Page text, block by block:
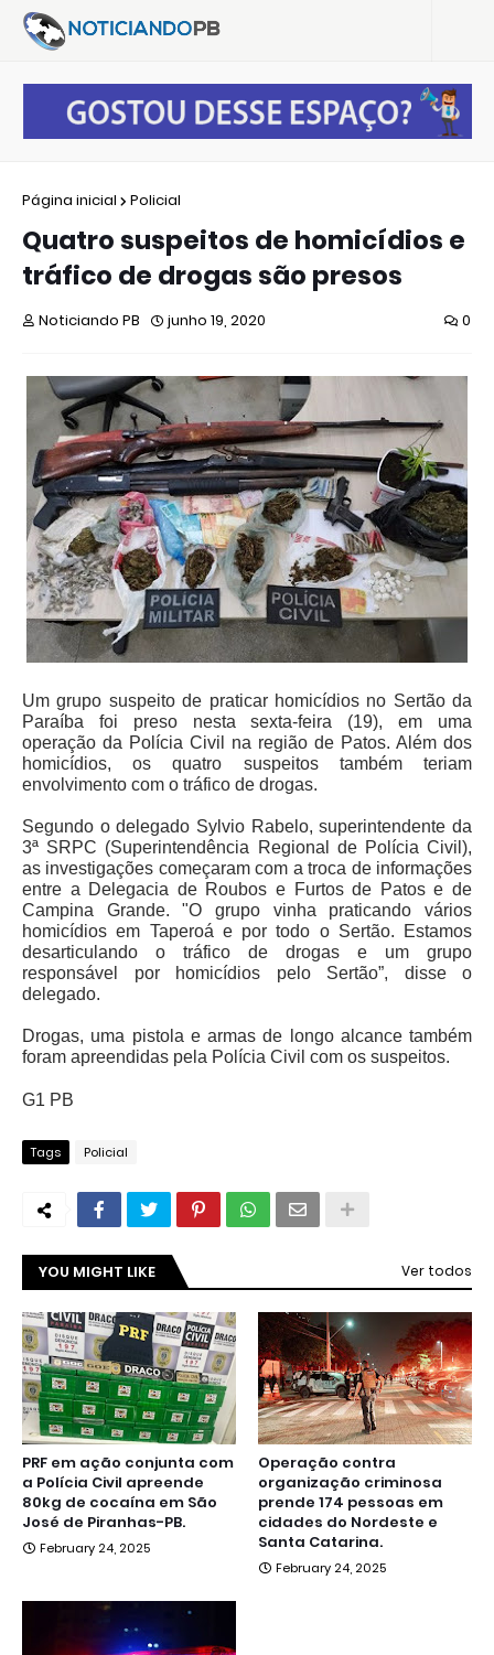
Página inicial Policial
Quatro suspeitos de homicídios e
tráfico de drogas são presos
Noticiando PB junho 19, 2020 0
Um grupo suspeito de praticar homicídios no Sertão da
Paraíba foi preso nesta sexta-feira (19), em uma
operação da Polícia Civil na região de Patos. Além dos
homicídios, os quatro suspeitos também teriam
envolvimento com o tráfico de drogas.
Segundo o delegado Sylvio Rabelo, superintendente da
3ª SRPC (Superintendência Regional de Polícia Civil),
as investigações começaram com a troca de informações
entre a Delegacia de Roubos e Furtos de Patos e de
Campina Grande. "O grupo vinha praticando vários
homicídios em Taperoá e por todo o Sertão. Estamos
desarticulando o tráfico de drogas e um grupo
responsável por homicídios pelo Sertão”, disse o
delegado.
Drogas, uma pistola e armas de longo alcance também
foram apreendidas pela Polícia Civil com os suspeitos.
G1 PB
Tags Policial
YOU MIGHT LIKE Ver todos
PRF em ação conjunta com
a Polícia Civil apreende
80kg de cocaína em São
José de Piranhas-PB.
February 24, 2025
Operação contra
organização criminosa
prende 174 pessoas em
cidades do Nordeste e
Santa Catarina.
February 24, 2025